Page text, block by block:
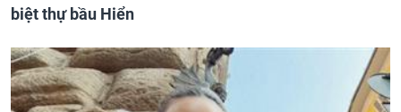
biệt thự bầu Hiển